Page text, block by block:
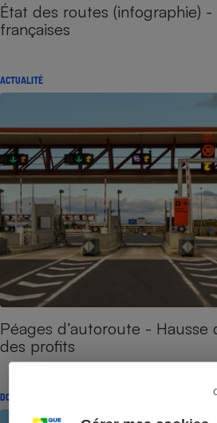
État des routes (infographie)
françaises
ACTUALITÉ
Péages d’autoroute - Hausse
des profits
DOSSIER